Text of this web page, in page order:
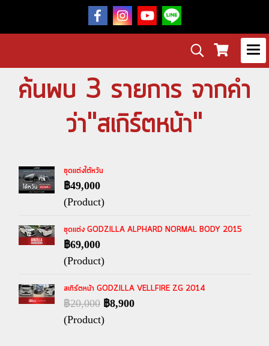
ค้นพบ 3 รายการ จากคำ
ว่า"สเกิร์ตหน้า"
ชุดแต่งไต้หวัน
฿49,000
(Product)
ชุดแต่ง GODZILLA ALPHARD NORMAL BODY 2015
฿69,000
(Product)
สเกิร์ตหน้า GODZILLA VELLFIRE ZG 2014
฿20,000 ฿8,900
(Product)